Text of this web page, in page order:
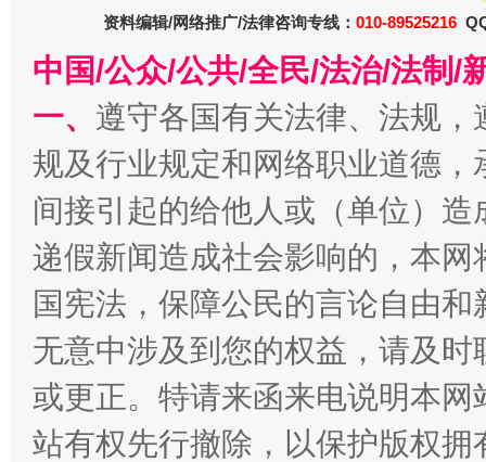
千年窑火 生生不息
揭开“小金库”的免责幌子
资料编辑/网络推广/法律咨询专线： 010-89525216
中国/公众/公共/全民/法治/法制/
一、 遵守各国有关法律、法规
规及行业规定和网络职业道德
间接引起的给他人或（单位）
递假新闻造成社会影响的，本
国宪法，保障公民的言论自由
无意中涉及到您的权益，请及
或更正。特请来函来电说明本
站有权先行撤除，以保护版权